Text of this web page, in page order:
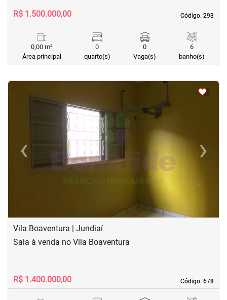
Código. 293
Código. 293
R$ 1.500.000,00
0,00 m²
Área principal
0
quarto(s)
0
Vaga(s)
6
banho(s)
<
‹Previous ›Next
Vila Boaventura | Jundiaí
Código. 678
Código. 678
Sala à venda no Vila Boaventura
R$ 1.400.000,00